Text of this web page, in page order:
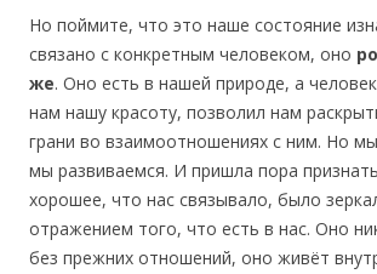
Но поймите, что это наше состояние
связано с конкретным человеком, оно
же. Оно есть в нашей природе, а
нам нашу красоту, позволил нам
грани во взаимоотношениях с ним. Но
мы развиваемся. И пришла пора
хорошее, что нас связывало, было
отражением того, что есть в нас. Оно
без прежних отношений, оно живёт